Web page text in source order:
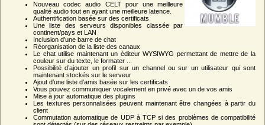
Nouveau codec audio CELT pour une meilleure
qualité audio tout en ayant une meilleure latence.
Authentification basée sur des certificats
Une liste des serveurs disponibles classée par
continent/pays et LAN
Inclusion d’une barre de chat
Réorganisation de la liste des canaux
Le chat utilise maintenant un éditeur WYSIWYG permettant de mettre de la
couleur sur du texte, le formater ...
Possibilité d’ajouter un profil sur un channel ou sur un utilisateur qui sont
maintenant stockés sur le serveur
Ajout d’une liste d’amis basée sur les certificats
Vous pouvez communiquer vocalement en privé avec un de vos amis
Mise à jour automatique des plugins
Les textures personnalisées peuvent maintenant être changées à partir du
client
Commutation automatique de UDP à TCP si des problèmes de compatibilité